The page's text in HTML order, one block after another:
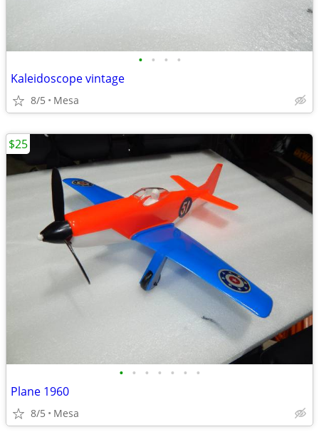
• • • •
Kaleidoscope vintage
8/5 Mesa
• • • • • • •
Plane 1960
8/5 Mesa
$25